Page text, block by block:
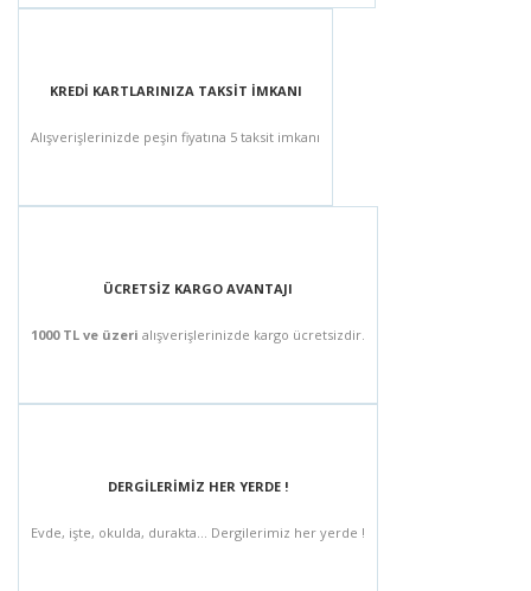
KREDİ KARTLARINIZA TAKSİT İMKANI
Alışverişlerinizde peşin fiyatına 5 taksit imkanı
ÜCRETSİZ KARGO AVANTAJI
1000 TL ve üzeri alışverişlerinizde kargo ücretsizdir.
DERGİLERİMİZ HER YERDE !
Evde, işte, okulda, durakta... Dergilerimiz her yerde !